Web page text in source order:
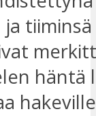
tiiminsä
häntä